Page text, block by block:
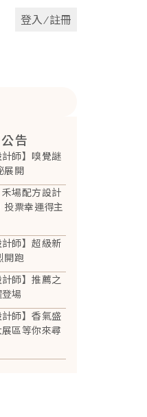
登入 ⁄ 註冊
告
計師】嗅覺謎
展開
禾場配方設計
投票幸運得主
計師】超級新
開跑
計師】推薦之
場
計師】香氣盛
區等你來尋